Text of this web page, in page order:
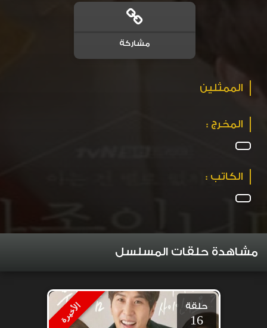
مشاركة
الممثلين
المخرج :
الكاتب :
مشاهدة حلقات المسلسل
الأخيرة حلقة
16